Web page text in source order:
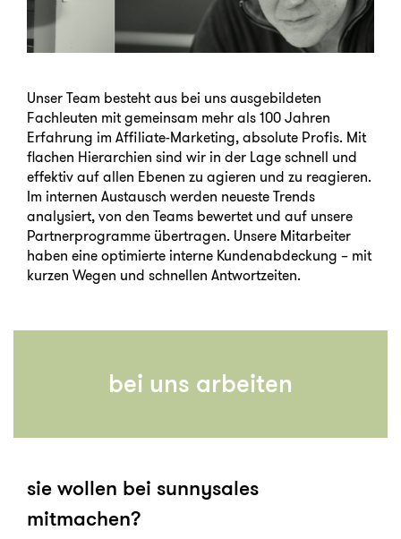
Unser Team besteht aus bei uns ausgebildeten
Fachleuten mit gemeinsam mehr als 100 Jahren
Erfahrung im Affiliate-Marketing, absolute Profis. Mit
flachen Hierarchien sind wir in der Lage schnell und
effektiv auf allen Ebenen zu agieren und zu reagieren.
Im internen Austausch werden neueste Trends
analysiert, von den Teams bewertet und auf unsere
Partnerprogramme übertragen. Unsere Mitarbeiter
haben eine optimierte interne Kundenabdeckung – mit
kurzen Wegen und schnellen Antwortzeiten.
bei uns arbeiten
sie wollen bei sunnysales
mitmachen?